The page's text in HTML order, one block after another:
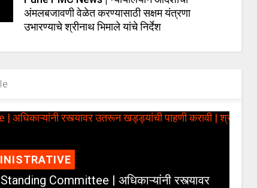
अंमलबजावणी वेळेत करण्यासाठी सक्षम यंत्रणा
उभारण्याचे श्रीनाथ भिमाले यांचे निर्देश
Committee | अधिकाऱ्यांनी रस्त्यावर